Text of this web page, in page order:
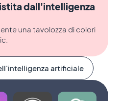
dall'intelligenza
una tavolozza di colori
artificiale